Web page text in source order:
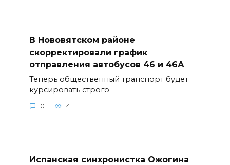
В Нововятском районе
скорректировали график
отправления автобусов 46 и 46А
Теперь общественный транспорт будет
курсировать строго
0 4
Испанская синхронистка Ожогина